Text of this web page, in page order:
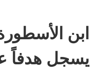
ابن
يسجل هدفاً